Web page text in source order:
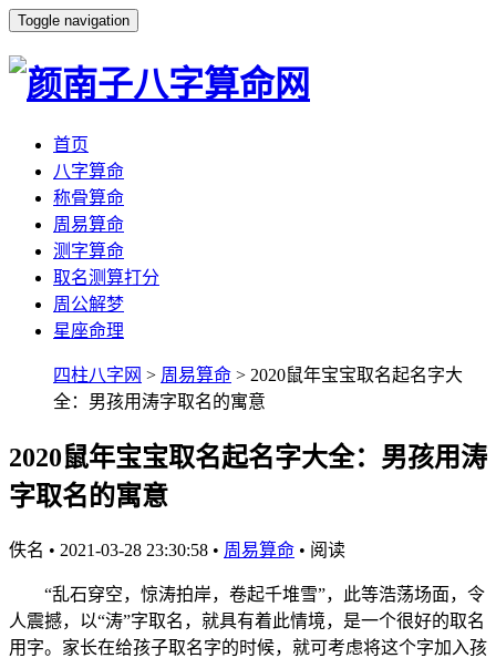
Toggle navigation
首页
八字算命
称骨算命
周易算命
测字算命
取名测算打分
周公解梦
星座命理
四柱八字网 > 周易算命 > 2020鼠年宝宝取名起名字大
全：男孩用涛字取名的寓意
2020鼠年宝宝取名起名字大全：男孩用涛
字取名的寓意
佚名 • 2021-03-28 23:30:58 • 周易算命 • 阅读
“乱石穿空，惊涛拍岸，卷起千堆雪”，此等浩荡场面，令
人震撼，以“涛”字取名，就具有着此情境，是一个很好的取名
用字。家长在给孩子取名字的时候，就可考虑将这个字加入孩